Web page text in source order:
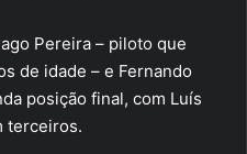
Pereira – piloto que
de idade – e Fernando
posição final, com Luís
terceiros.